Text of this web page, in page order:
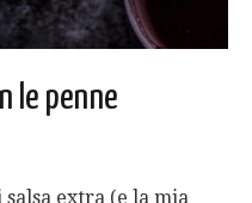
le penne
extra (e la mia